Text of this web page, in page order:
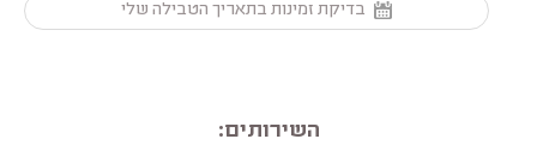
בדיקת זמינות בתאריך הטבילה שלי
השירותים: